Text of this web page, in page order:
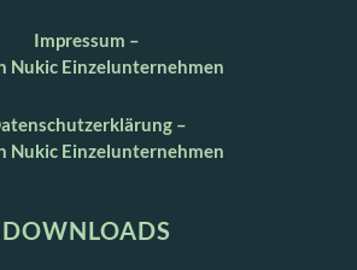
Impressum –
Nukic Einzelunternehmen
–
Nukic Einzelunternehmen
DOWNLOADS